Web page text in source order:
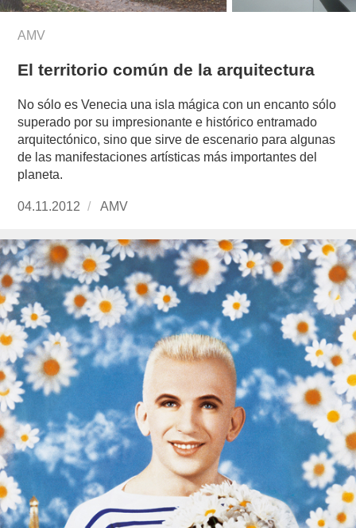
AMV
El territorio común de la arquitectura
No sólo es Venecia una isla mágica con un encanto sólo
superado por su impresionante e histórico entramado
arquitectónico, sino que sirve de escenario para algunas
de las manifestaciones artísticas más importantes del
planeta.
Publicado
04.11.2012 https://www.experimenta.es/author/AMV/
AMV